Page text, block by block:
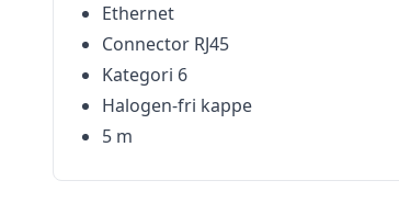
Ethernet
Connector RJ45
Kategori 6
Halogen-fri kappe
5 m